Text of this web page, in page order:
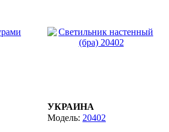
УКРАИНА
20402